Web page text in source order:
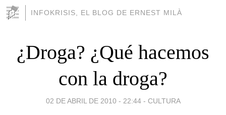
INFOKRISIS, EL BLOG DE ERNEST MILÀ
¿Droga? ¿Qué hacemos
con la droga?
02 DE ABRIL DE 2010 - 22:44 - CULTURA